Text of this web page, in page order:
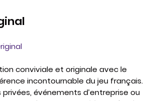
conviviale et originale avec le
incontournable du jeu français.
événements d’entreprise ou